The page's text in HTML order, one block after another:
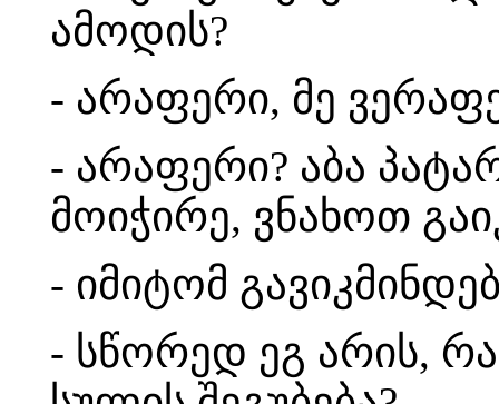
ამოდის?
- არაფერი, მე
- არაფერი? აბა
მოიჭირე, ვნახოთ
- იმიტომ
- სწორედ ეგ არის,